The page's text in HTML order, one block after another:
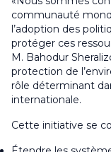
communauté
l’adoption des
protéger ces
M. Bahodur
protection de
rôle déterminant
internationale.
Cette initiative se